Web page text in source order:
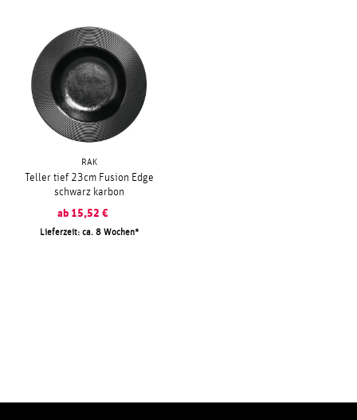
RAK
Teller tief 23cm Fusion Edge
schwarz karbon
ab 15,52 €
Lieferzeit: ca. 8 Wochen